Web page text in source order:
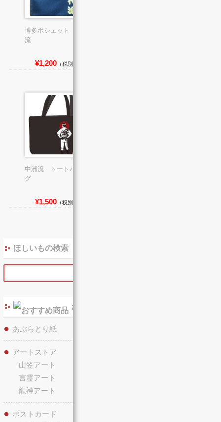
博多ポシェット 千代
流
¥1,200 （税別）
中洲流 トートバッ
グ
¥1,500 （税別）
ほしいもの検索
おすすめ商品
あぶらとり紙
アートストア
山笠アート
言霊アート
龍神アート
ポストカード